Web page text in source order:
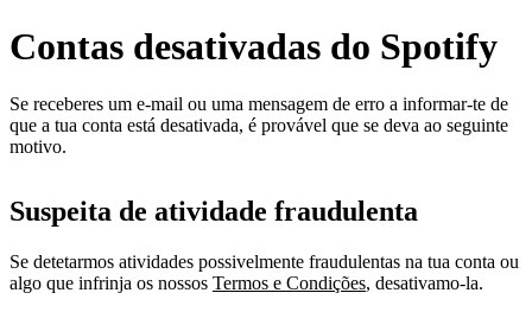
Contas desativadas do Spotify
Se receberes um e-mail ou uma mensagem de erro a informar-te de
que a tua conta está desativada, é provável que se deva ao seguinte
motivo.
Suspeita de atividade fraudulenta
Se detetarmos atividades possivelmente fraudulentas na tua conta ou
algo que infrinja os nossos Termos e Condições, desativamo-la.